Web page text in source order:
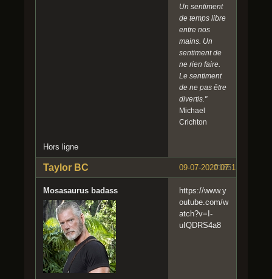
Un sentiment
de temps libre
entre nos
mains. Un
sentiment de
ne rien faire.
Le sentiment
de ne pas être
divertis."
Michael
Crichton
Hors ligne
#185
09-07-2020 07:12:33
Taylor BC
Mosasaurus badass
https://www.y
outube.com/w
atch?v=I-
uIQDRS4a8